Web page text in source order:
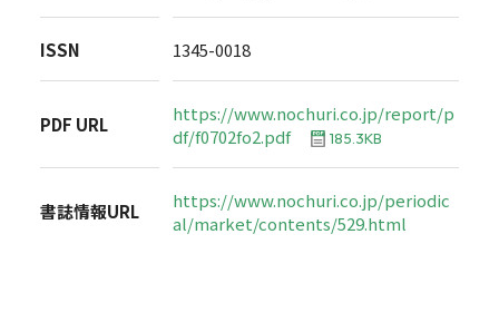
ISSN 1345-0018
PDF URL
https://www.nochuri.co.jp/report/p
df/f0702fo2.pdf
185.3KB
書誌情報URL
https://www.nochuri.co.jp/periodic
al/market/contents/529.html